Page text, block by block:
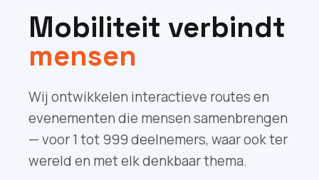
Mobiliteit verbindt
mensen
Wij ontwikkelen interactieve routes en
evenementen die mensen samenbrengen
— voor 1 tot 999 deelnemers, waar ook ter
wereld en met elk denkbaar thema.